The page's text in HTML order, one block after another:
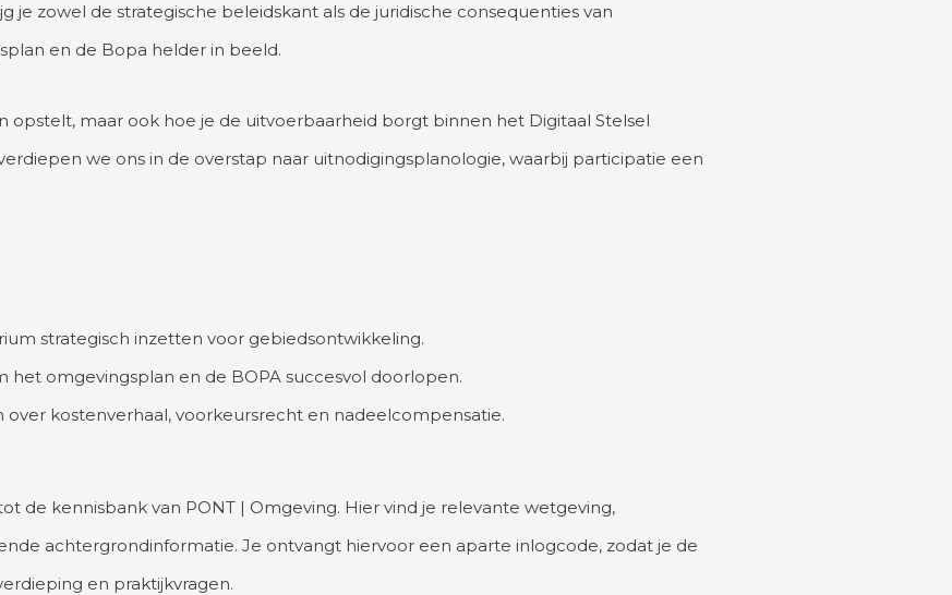
je zowel de strategische beleidskant als de juridische consequenties van
en de Bopa helder in beeld.
opstelt, maar ook hoe je de uitvoerbaarheid borgt binnen het Digitaal Stelsel
we ons in de overstap naar uitnodigingsplanologie, waarbij participatie een
strategisch inzetten voor gebiedsontwikkeling.
omgevingsplan en de BOPA succesvol doorlopen.
kostenverhaal, voorkeursrecht en nadeelcompensatie.
de kennisbank van PONT | Omgeving. Hier vind je relevante wetgeving,
achtergrondinformatie. Je ontvangt hiervoor een aparte inlogcode, zodat je de
en praktijkvragen.